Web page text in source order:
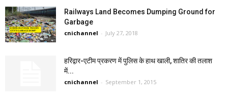
Railways Land Becomes Dumping Ground for
Garbage
cnichannel - July 27, 2018
हरिद्वार-एटीम प्रकरण में पुलिस के हाथ खाली, शातिर की तलाश
में...
cnichannel - September 1, 2015